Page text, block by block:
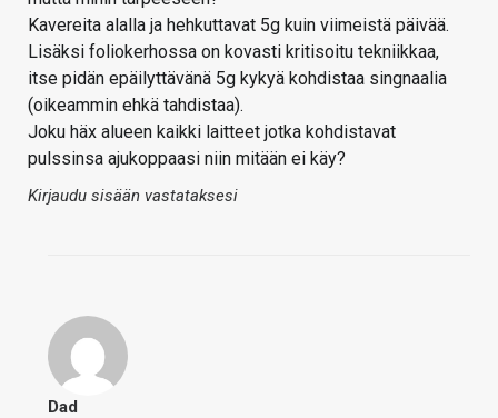
Kavereita alalla ja hehkuttavat 5g kuin viimeistä päivää.
Lisäksi foliokerhossa on kovasti kritisoitu tekniikkaa,
itse pidän epäilyttävänä 5g kykyä kohdistaa singnaalia
(oikeammin ehkä tahdistaa).
Joku häx alueen kaikki laitteet jotka kohdistavat
pulssinsa ajukoppaasi niin mitään ei käy?
Kirjaudu sisään vastataksesi
Dad